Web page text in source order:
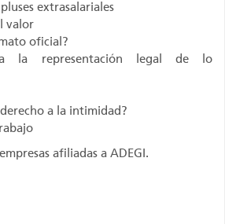
extrasalariales
valor
oficial?
la representación legal de lo
a la intimidad?
afiliadas a ADEGI.